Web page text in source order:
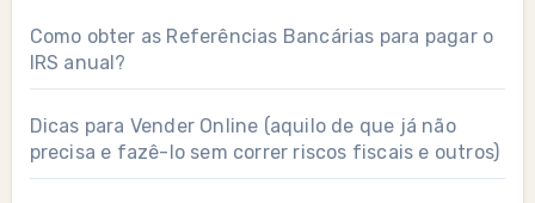
Como obter as Referências Bancárias para pagar o
IRS anual?
Dicas para Vender Online (aquilo de que já não
precisa e fazê-lo sem correr riscos fiscais e outros)